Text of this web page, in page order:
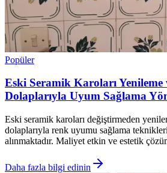
Popüler
Eski Seramik Karoları
Dolaplarıyla Uyum Sağlama
Eski seramik karoları değiştirmeden
dolaplarıyla renk uyumu sağlama
alınmaktadır. Maliyet etkin ve estetik
Daha fazla bilgi edinin